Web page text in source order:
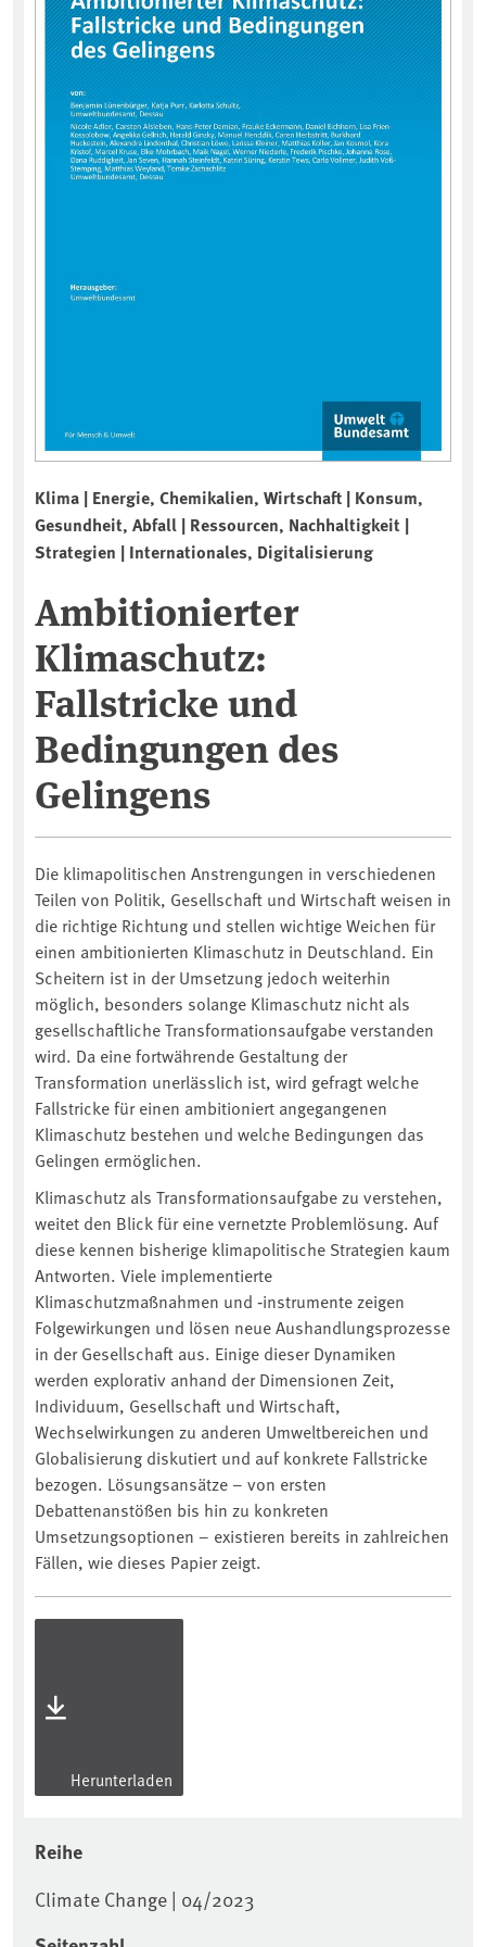
Klima | Energie, Chemikalien, Wirtschaft | Konsum,
Gesundheit, Abfall | Ressourcen, Nachhaltigkeit |
Strategien | Internationales, Digitalisierung
Ambitionierter
Klimaschutz:
Fallstricke und
Bedingungen des
Gelingens
Die klimapolitischen Anstrengungen in verschiedenen
Teilen von Politik, Gesellschaft und Wirtschaft weisen in
die richtige Richtung und stellen wichtige Weichen für
einen ambitionierten Klimaschutz in Deutschland. Ein
Scheitern ist in der Umsetzung jedoch weiterhin
möglich, besonders solange Klimaschutz nicht als
gesellschaftliche Transformationsaufgabe verstanden
wird. Da eine fortwährende Gestaltung der
Transformation unerlässlich ist, wird gefragt welche
Fallstricke für einen ambitioniert angegangenen
Klimaschutz bestehen und welche Bedingungen das
Gelingen ermöglichen.
Klimaschutz als Transformationsaufgabe zu verstehen,
weitet den Blick für eine vernetzte Problemlösung. Auf
diese kennen bisherige klimapolitische Strategien kaum
Antworten. Viele implementierte
Klimaschutzmaßnahmen und ‑instrumente zeigen
Folgewirkungen und lösen neue Aushandlungsprozesse
in der Gesellschaft aus. Einige dieser Dynamiken
werden explorativ anhand der Dimensionen Zeit,
Individuum, Gesellschaft und Wirtschaft,
Wechselwirkungen zu anderen Umweltbereichen und
Globalisierung diskutiert und auf konkrete Fallstricke
bezogen. Lösungsansätze – von ersten
Debattenanstößen bis hin zu konkreten
Umsetzungsoptionen – existieren bereits in zahlreichen
Fällen, wie dieses Papier zeigt.
Herunterladen
Reihe
Climate Change | 04/2023